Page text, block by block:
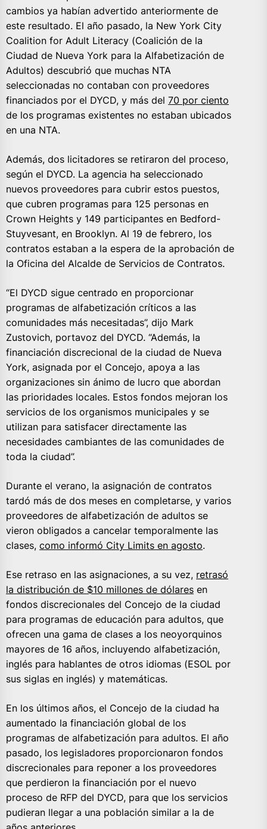
cambios ya habían advertido anteriormente de
este resultado. El año pasado, la New York City
Coalition for Adult Literacy (Coalición de la
Ciudad de Nueva York para la Alfabetización de
Adultos) descubrió que muchas NTA
seleccionadas no contaban con proveedores
financiados por el DYCD, y más del 70 por ciento
de los programas existentes no estaban ubicados
en una NTA.
Además, dos licitadores se retiraron del proceso,
según el DYCD. La agencia ha seleccionado
nuevos proveedores para cubrir estos puestos,
que cubren programas para 125 personas en
Crown Heights y 149 participantes en Bedford-
Stuyvesant, en Brooklyn. Al 19 de febrero, los
contratos estaban a la espera de la aprobación de
la Oficina del Alcalde de Servicios de Contratos.
“El DYCD sigue centrado en proporcionar
programas de alfabetización críticos a las
comunidades más necesitadas”, dijo Mark
Zustovich, portavoz del DYCD. “Además, la
financiación discrecional de la ciudad de Nueva
York, asignada por el Concejo, apoya a las
organizaciones sin ánimo de lucro que abordan
las prioridades locales. Estos fondos mejoran los
servicios de los organismos municipales y se
utilizan para satisfacer directamente las
necesidades cambiantes de las comunidades de
toda la ciudad”.
Durante el verano, la asignación de contratos
tardó más de dos meses en completarse, y varios
proveedores de alfabetización de adultos se
vieron obligados a cancelar temporalmente las
clases, como informó City Limits en agosto.
Ese retraso en las asignaciones, a su vez, retrasó
la distribución de $10 millones de dólares en
fondos discrecionales del Concejo de la ciudad
para programas de educación para adultos, que
ofrecen una gama de clases a los neoyorquinos
mayores de 16 años, incluyendo alfabetización,
inglés para hablantes de otros idiomas (ESOL por
sus siglas en inglés) y matemáticas.
En los últimos años, el Concejo de la ciudad ha
aumentado la financiación global de los
programas de alfabetización para adultos. El año
pasado, los legisladores proporcionaron fondos
discrecionales para reponer a los proveedores
que perdieron la financiación por el nuevo
proceso de RFP del DYCD, para que los servicios
pudieran llegar a una población similar a la de